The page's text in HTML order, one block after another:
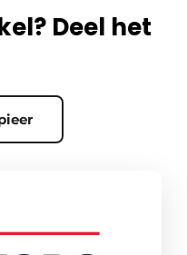
Deel het